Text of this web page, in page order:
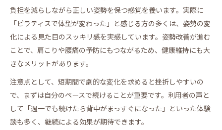
負担を減らしながら正しい姿勢を保つ感覚を養います。実際に
「ピラティスで体型が変わった」と感じる方の多くは、姿勢の変
化による見た目のスッキリ感を実感しています。姿勢改善が進む
ことで、肩こりや腰痛の予防にもつながるため、健康維持にも大
きなメリットがあります。
注意点として、短期間で劇的な変化を求めると挫折しやすいの
で、まずは自分のペースで続けることが重要です。利用者の声と
して「週一でも続けたら背中がまっすぐになった」といった体験
談も多く、継続による効果が期待できます。